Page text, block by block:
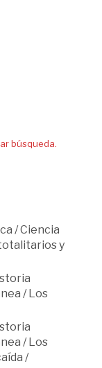
búsqueda.
/Ciencia
y
/Los
/Los
/